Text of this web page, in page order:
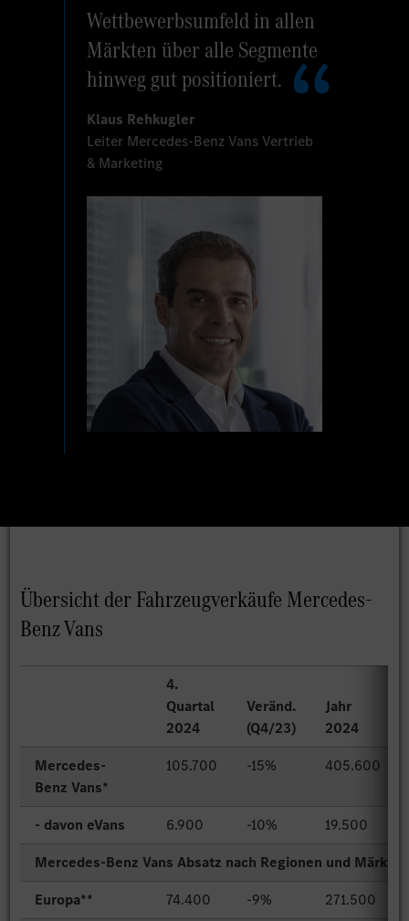
Wettbewerbsumfeld in allen
Märkten über alle Segmente
hinweg gut positioniert.
Klaus Rehkugler
Leiter Mercedes-Benz Vans Vertrieb
& Marketing
Übersicht der Fahrzeugverkäufe Mercedes-
Benz Vans
4.
Quartal
2024
Veränd.
(Q4/23)
Jahr
2024
Mercedes-
Benz Vans*
105.700 -15% 405.600
- davon eVans 6.900 -10%
19.500
Mercedes-Benz Vans Absatz nach Regionen und Märkten
Europa**
74.400 -9% 271.500